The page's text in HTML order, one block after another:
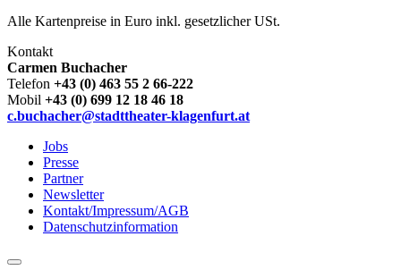
Alle Kartenpreise in Euro inkl. gesetzlicher USt.
Kontakt
Carmen Buchacher
Telefon +43 (0) 463 55 2 66-222
Mobil +43 (0) 699 12 18 46 18
c.buchacher@stadttheater-klagenfurt.at
Jobs
Presse
Partner
Newsletter
Kontakt/Impressum/AGB
Datenschutzinformation